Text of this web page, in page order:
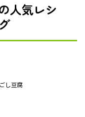
人気レシ
し豆腐